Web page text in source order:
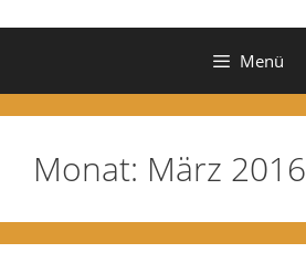
Menü
Monat: März 2016